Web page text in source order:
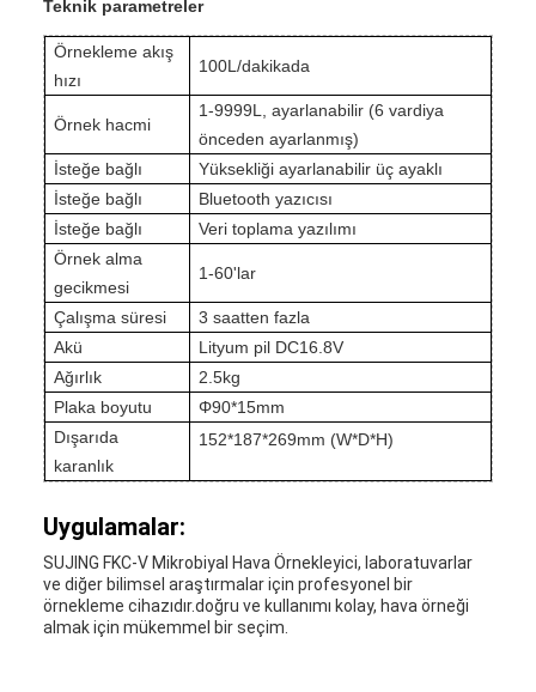
Teknik parametreler
Örnekleme akış
hızı
100L/dakikada
Örnek hacmi
1-9999L, ayarlanabilir (6 vardiya
önceden ayarlanmış)
İsteğe bağlı
Yüksekliği ayarlanabilir üç ayaklı
İsteğe bağlı
Bluetooth yazıcısı
İsteğe bağlı
Veri toplama yazılımı
Örnek alma
gecikmesi
1-60'lar
Çalışma süresi
3 saatten fazla
Akü
Lityum pil DC16.8V
Ağırlık
2.5kg
Plaka boyutu
Φ90*15mm
Dışarıda
karanlık
152*187*269mm (W*D*H)
Uygulamalar:
SUJING FKC-V Mikrobiyal Hava Örnekleyici, laboratuvarlar
ve diğer bilimsel araştırmalar için profesyonel bir
örnekleme cihazıdır.doğru ve kullanımı kolay, hava örneği
almak için mükemmel bir seçim.